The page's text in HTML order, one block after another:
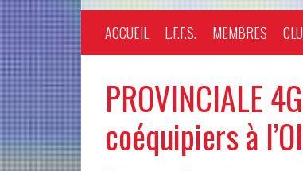
ACCUEIL L.F.F.S. MEMBRES
PROVINCIALE
coéquipiers à